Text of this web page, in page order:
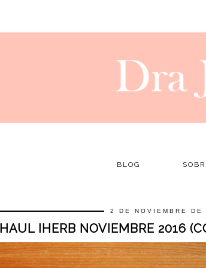
BLOG
2 DE NOVIEMBRE DE
HAUL IHERB NOVIEMBRE 2016